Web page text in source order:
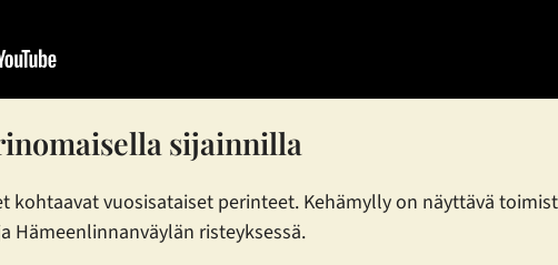
sijainnilla
kohtaavat vuosisataiset perinteet. Kehämylly on näyttävä
Hämeenlinnanväylän risteyksessä.